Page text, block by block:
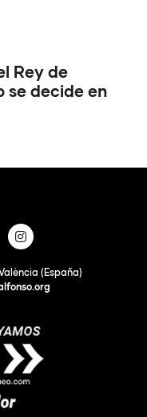
Rey de
se decide en
(España)